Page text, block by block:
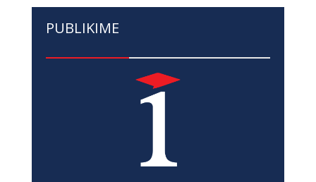
PUBLIKIME